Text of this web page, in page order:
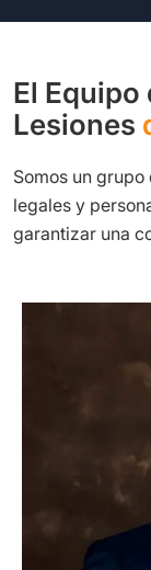
El Equipo
Lesiones
Somos un
legales y
garantizar una